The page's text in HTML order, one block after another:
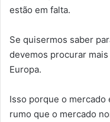
estão em falta.
Se quisermos saber
devemos procurar
Europa.
Isso porque o
rumo que o mercado